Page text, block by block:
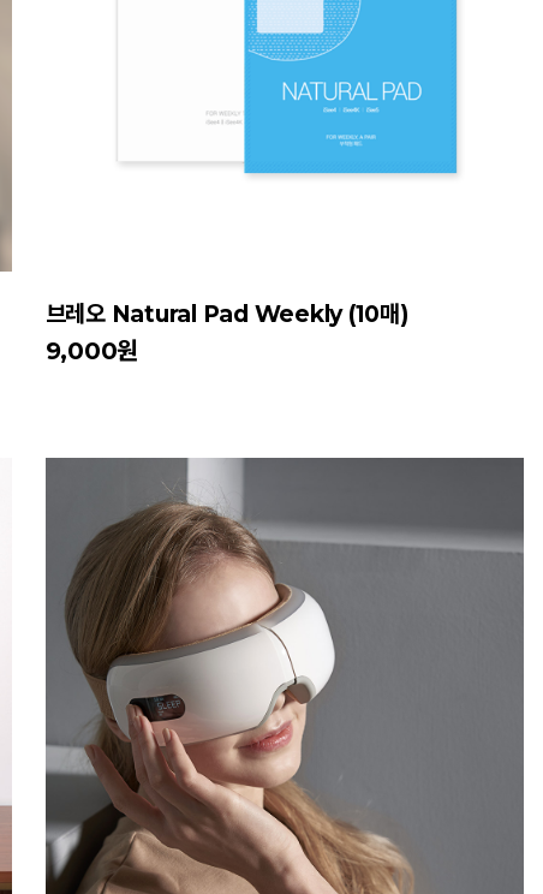
브레오 Natural Pad Weekly (10매)
9,000원